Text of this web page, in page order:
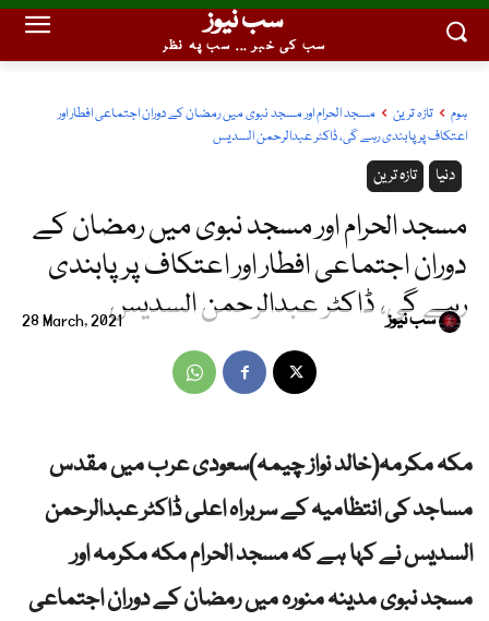
سب نیوز
سب کی خبر ... سب پہ نظر
ہوم تازہ ترین
مسجد الحرام اور مسجد نبوی میں رمضان کے دوران اجتماعی افطار اور
اعتکاف پر پابندی رہے گی، ڈاکٹر عبدالرحمن السدیس
تازہ ترین دنیا
مسجد الحرام اور مسجد نبوی میں رمضان کے
دوران اجتماعی افطار اور اعتکاف پر پابندی
رہے گی، ڈاکٹر عبدالرحمن السدیس28 March, 2021 سب نیوز
مکہ مکرمہ(خالد نواز چیمہ)سعودی عرب میں مقدس
مساجد کی انتظامیہ کے سربراہ اعلی ڈاکٹر عبدالرحمن
السدیس نے کہا ہے کہ مسجد الحرام مکہ مکرمہ اور
مسجد نبوی مدینہ منورہ میں رمضان کے دوران اجتماعی